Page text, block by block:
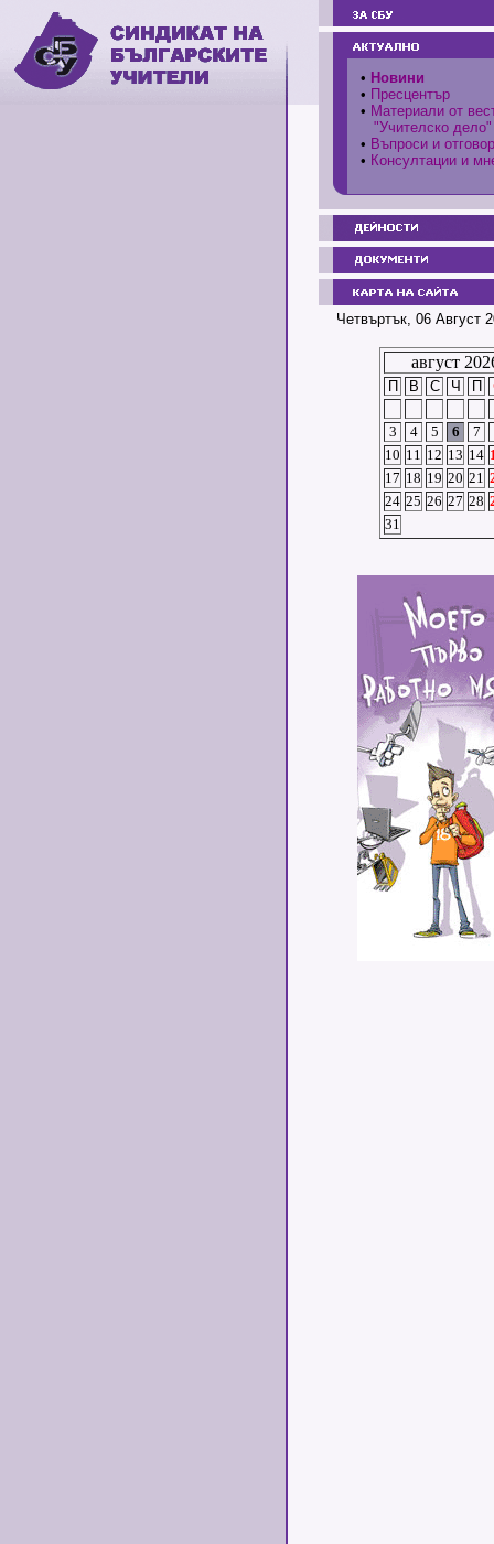
• Новини
• Пресцентър
• Материали от
"Учителско дело"
• Въпроси и
• Консултации и
Четвъртък, 06 Август
август
П В С Ч П
3
4 5 6 7
10 11 12 13 14
17 18 19 20 21
24 25 26 27 28
31